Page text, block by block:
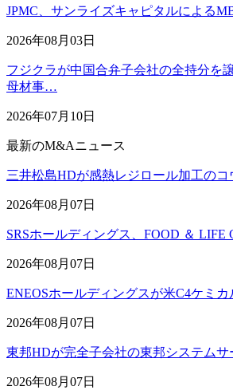
JPMC、サンライズキャピタルによる
2026年08月03日
フジクラが中国合弁子会社の全持分を
母材事…
2026年07月10日
最新のM&Aニュース
三井松島HDが感熱レジロール加工の
2026年08月07日
SRSホールディングス、FOOD ＆
2026年08月07日
ENEOSホールディングスが米C4ケミ
2026年08月07日
東邦HDが完全子会社の東邦システム
2026年08月07日